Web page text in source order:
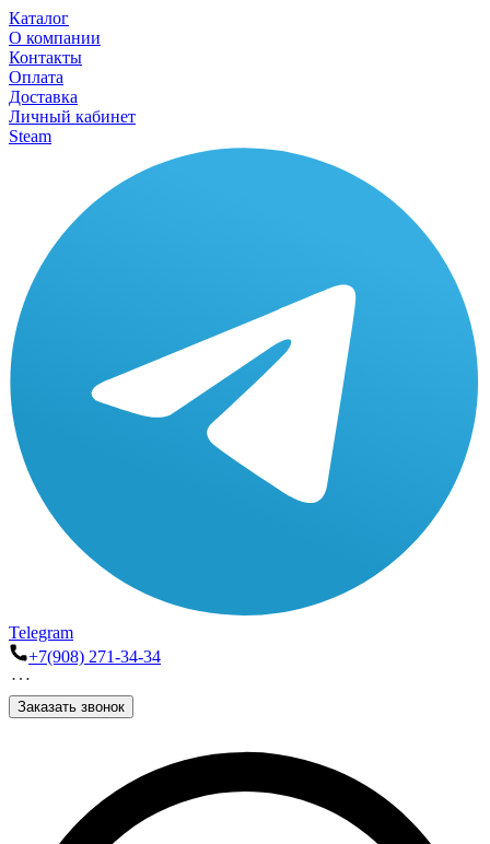
Каталог
О компании
Контакты
Оплата
Доставка
Личный кабинет
Steam
Telegram
+7(908) 271-34-34
Заказать звонок